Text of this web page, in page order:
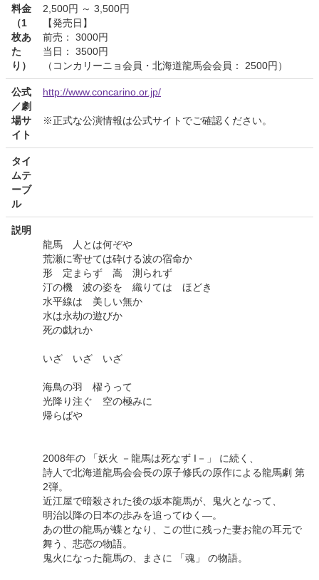
料金
（1
枚あ
た
り）
2,500円 ～ 3,500円
【発売日】
前売： 3000円
当日： 3500円
（コンカリーニョ会員・北海道龍馬会会員： 2500円）
公式
／劇
場サ
イト
http://www.concarino.or.jp/
※正式な公演情報は公式サイトでご確認ください。
タイ
ムテ
ーブ
ル
説明
龍馬 人とは何ぞや
荒瀬に寄せては砕ける波の宿命か
形 定まらず 嵩 測られず
汀の機 波の姿を 織りては ほどき
水平線は 美しい無か
水は永劫の遊びか
死の戯れか
いざ いざ いざ
海鳥の羽 櫂うって
光降り注ぐ 空の極みに
帰らばや
2008年の 「妖火 －龍馬は死なず I－」 に続く、
詩人で北海道龍馬会会長の原子修氏の原作による龍馬劇 第
2弾。
近江屋で暗殺された後の坂本龍馬が、鬼火となって、
明治以降の日本の歩みを追ってゆく―。
あの世の龍馬が蝶となり、この世に残った妻お龍の耳元で
舞う、悲恋の物語。
鬼火になった龍馬の、まさに 「魂」 の物語。